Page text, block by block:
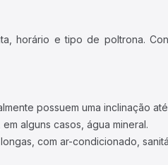
horário e tipo de poltrona.
possuem uma inclinação
alguns casos, água mineral.
com ar-condicionado,